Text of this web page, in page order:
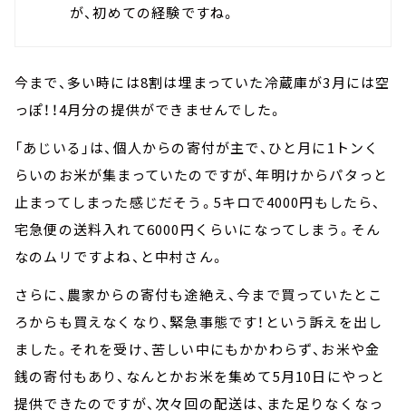
が、初めての経験ですね。
今まで、多い時には8割は埋まっていた冷蔵庫が3月には空
っぽ！！4月分の提供ができませんでした。
「あじいる」は、個人からの寄付が主で、ひと月に1トンく
らいのお米が集まっていたのですが、年明けからパタっと
止まってしまった感じだそう。5キロで4000円もしたら、
宅急便の送料入れて6000円くらいになってしまう。そん
なのムリですよね、と中村さん。
さらに、農家からの寄付も途絶え、今まで買っていたとこ
ろからも買えなくなり、緊急事態です！という訴えを出し
ました。それを受け、苦しい中にもかかわらず、お米や金
銭の寄付もあり、なんとかお米を集めて5月10日にやっと
提供できたのですが、次々回の配送は、また足りなくなっ